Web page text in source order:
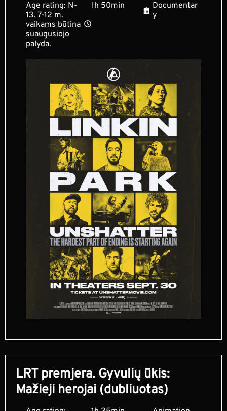
Age rating: N-
13. 7-12 m.
vaikams būtina
suaugusiojo
palyda.
1h 50min
Documentar
y
LRT premjera. Gyvulių ūkis:
Mažieji herojai (dubliuotas)